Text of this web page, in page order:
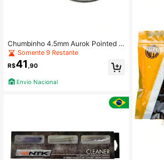
Chumbinho 4.5mm Aurok Pointed p
ara Carabina de Pressão 250un
Somente 9 Restante
R$41 ,90
Envio Nacional